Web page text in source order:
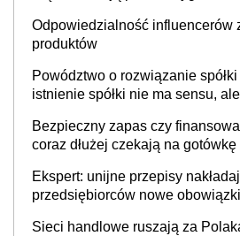
Odpowiedzialność influencerów
produktów
Powództwo o rozwiązanie
istnienie spółki nie ma sensu,
Bezpieczny zapas czy
coraz dłużej czekają na gotówkę
Ekspert: unijne przepisy
przedsiębiorców nowe
Sieci handlowe ruszają za